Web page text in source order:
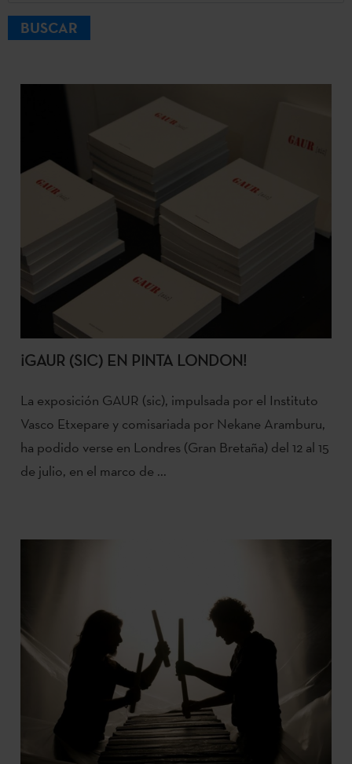
BUSCAR
¡GAUR (SIC) EN PINTA LONDON!
La exposición GAUR (sic), impulsada por el Instituto
Vasco Etxepare y comisariada por Nekane Aramburu,
ha podido verse en Londres (Gran Bretaña) del 12 al 15
de julio, en el marco de ...